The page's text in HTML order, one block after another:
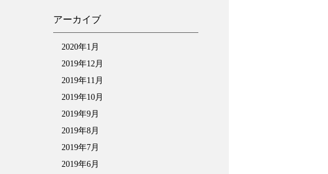
アーカイブ
2020年1月
2019年12月
2019年11月
2019年10月
2019年9月
2019年8月
2019年7月
2019年6月